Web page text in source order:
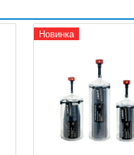
Новинка